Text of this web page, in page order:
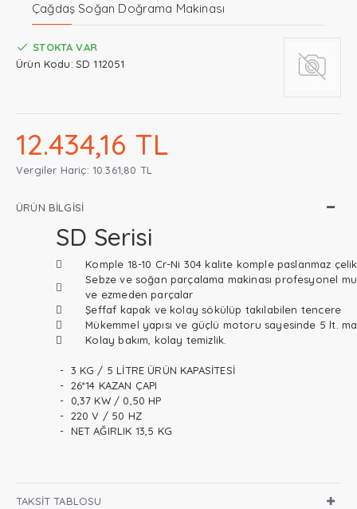
Çağdaş Soğan Doğrama Makinası
12.434,16 TL
Vergiler Hariç: 10.361,80 TL
STOKTA VAR
Ürün Kodu: SD 112051
ÜRÜN BILGISI
SD Serisi
Komple 18-10 Cr-Ni 304 kalite komple paslanmaz
Sebze ve soğan parçalama makinası profesyonel
ve ezmeden parçalar
Şeffaf kapak ve kolay sökülüp takılabilen tencere
Mükemmel yapısı ve güçlü motoru sayesinde 5 lt.
Kolay bakım, kolay temizlik.
- 3 KG / 5 LİTRE ÜRÜN KAPASİTESİ
- 26*14 KAZAN ÇAPI
- 0,37 KW / 0,50 HP
- 220 V / 50 HZ
- NET AĞIRLIK 13,5 KG
TAKSIT TABLOSU